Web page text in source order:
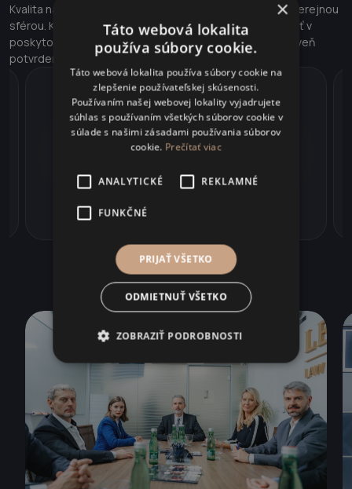
Kvalita našej práce bola viackrát ocenená odbornou aj verejnou
sférou. Každé ocenenie je pre nás záväzkom pokračovať v
poskytovaní právnych služieb na najvyššej úrovni a zároveň
potvrdením dôvery našich klientov.
Ocenenie za inováciu v právnych službách a
efektívnu komunikáciu s klientmi už 3 roky po
×
Táto webová lokalita
používa súbory cookie.
Táto webová lokalita používa súbory cookie na
zlepšenie používateľskej skúsenosti.
Používaním našej webovej lokality vyjadrujete
súhlas s používaním všetkých súborov cookie v
súlade s našimi zásadami používania súborov
cookie. Prečítať viac
ANALYTICKÉ REKLAMNÉ
FUNKČNÉ
PRIJAŤ VŠETKO
ODMIETNUŤ VŠETKO
ZOBRAZIŤ PODROBNOSTI